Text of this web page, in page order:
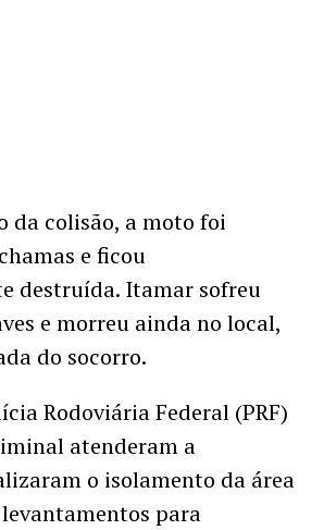
da colisão, a moto foi
e ficou
destruída. Itamar sofreu
e morreu ainda no local,
do socorro.
Rodoviária Federal (PRF)
atenderam a
o isolamento da área
para